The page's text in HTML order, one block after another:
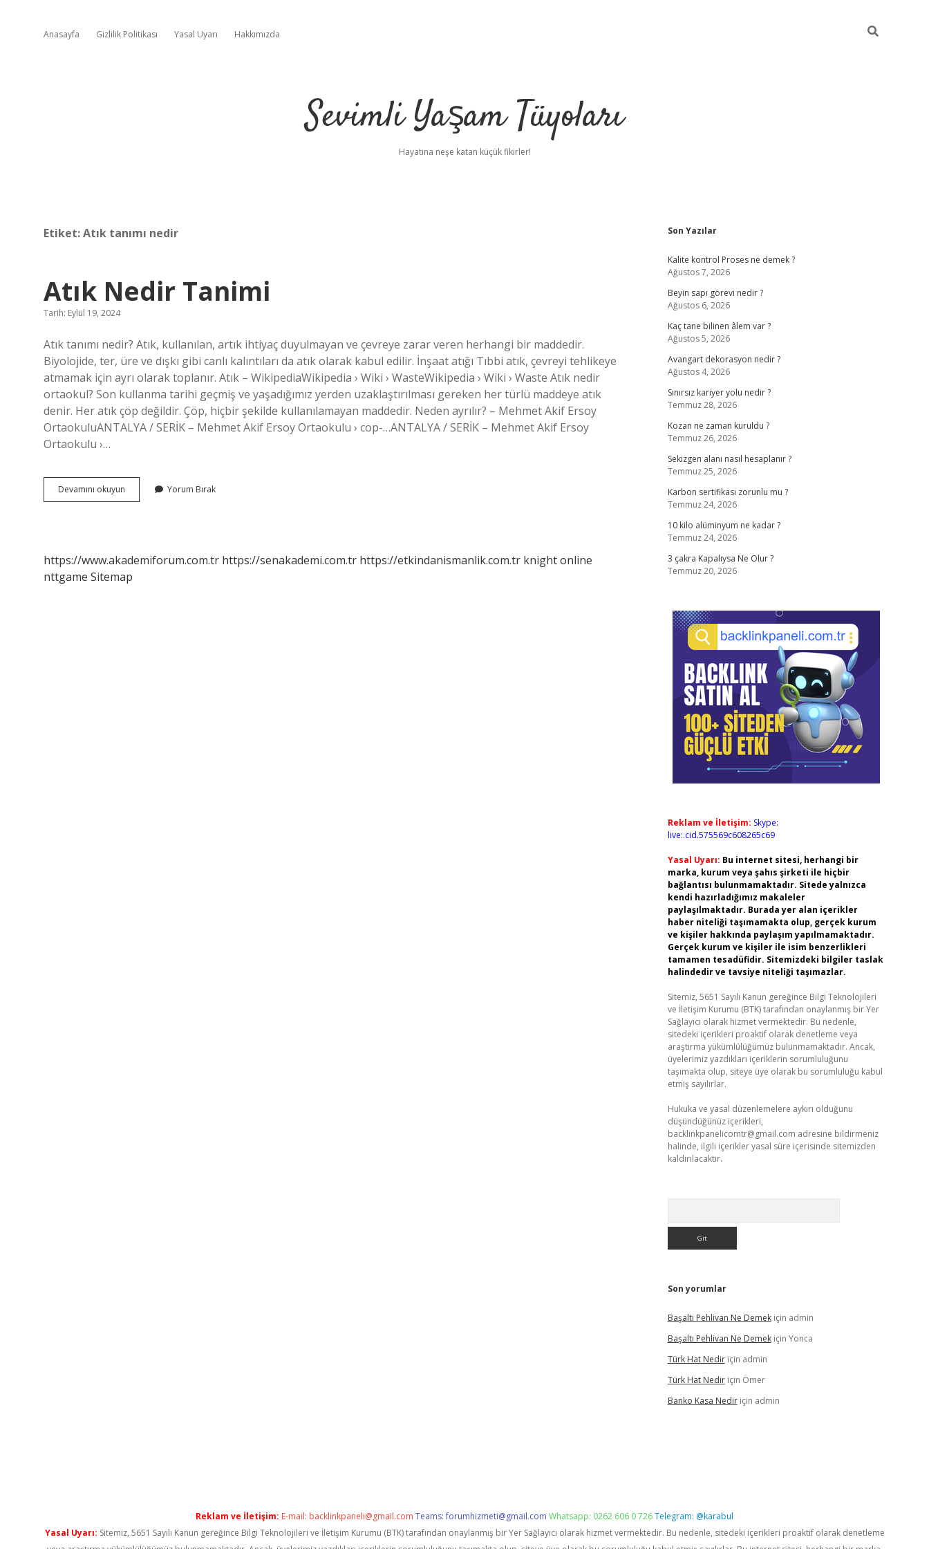
Anasayfa Gizlilik Politikası Yasal Uyarı Hakkımızda
Sevimli Yaşam Tüyoları
Hayatına neşe katan küçük fikirler!
Etiket:Atık tanımı nedir
Atık Nedir Tanimi
Tarih: Eylül 19, 2024
Atık tanımı nedir? Atık, kullanılan, artık ihtiyaç duyulmayan ve çevreye zarar veren herhangi bir maddedir.
Biyolojide, ter, üre ve dışkı gibi canlı kalıntıları da atık olarak kabul edilir. İnşaat atığı Tıbbi atık, çevreyi tehlikeye
atmamak için ayrı olarak toplanır. Atık – WikipediaWikipedia › Wiki › WasteWikipedia › Wiki › Waste Atık nedir
ortaokul? Son kullanma tarihi geçmiş ve yaşadığımız yerden uzaklaştırılması gereken her türlü maddeye atık
denir. Her atık çöp değildir. Çöp, hiçbir şekilde kullanılamayan maddedir. Neden ayrılır? – Mehmet Akif Ersoy
OrtaokuluANTALYA / SERİK – Mehmet Akif Ersoy Ortaokulu › cop-…ANTALYA / SERİK – Mehmet Akif Ersoy
Ortaokulu ›…
Devamını okuyun
Nedir
Yorum Bırak
https://www.akademiforum.com.tr https://senakademi.com.tr https://etkindanismanlik.com.tr knight online
nttgame Sitemap
Sidebar
Son Yazılar
Kalite kontrol Proses ne demek ?
Ağustos 7, 2026
Beyin sapı görevi nedir ?
Ağustos 6, 2026
Kaç tane bilinen âlem var ?
Ağustos 5, 2026
Avangart dekorasyon nedir ?
Ağustos 4, 2026
Sınırsız kariyer yolu nedir ?
Temmuz 28, 2026
Kozan ne zaman kuruldu ?
Temmuz 26, 2026
Sekizgen alanı nasıl hesaplanır ?
Temmuz 25, 2026
Karbon sertifikası zorunlu mu ?
Temmuz 24, 2026
10 kilo alüminyum ne kadar ?
Temmuz 24, 2026
3 çakra Kapalıysa Ne Olur ?
Temmuz 20, 2026
Reklam ve İletişim: Skype:
live:.cid.575569c608265c69
Yasal Uyarı: Bu internet sitesi, herhangi bir
marka, kurum veya şahıs şirketi ile hiçbir
bağlantısı bulunmamaktadır. Sitede yalnızca
kendi hazırladığımız makaleler
paylaşılmaktadır. Burada yer alan içerikler
haber niteliği taşımamakta olup, gerçek kurum
ve kişiler hakkında paylaşım yapılmamaktadır.
Gerçek kurum ve kişiler ile isim benzerlikleri
tamamen tesadüfidir. Sitemizdeki bilgiler taslak
halindedir ve tavsiye niteliği taşımazlar.
Sitemiz, 5651 Sayılı Kanun gereğince Bilgi Teknolojileri
ve İletişim Kurumu (BTK) tarafından onaylanmış bir Yer
Sağlayıcı olarak hizmet vermektedir. Bu nedenle,
sitedeki içerikleri proaktif olarak denetleme veya
araştırma yükümlülüğümüz bulunmamaktadır. Ancak,
üyelerimiz yazdıkları içeriklerin sorumluluğunu
taşımakta olup, siteye üye olarak bu sorumluluğu kabul
etmiş sayılırlar.
Hukuka ve yasal düzenlemelere aykırı olduğunu
düşündüğünüz içerikleri,
backlinkpanelicomtr@gmail.com adresine bildirmeniz
halinde, ilgili içerikler yasal süre içerisinde sitemizden
kaldırılacaktır.
Son yorumlar
Başaltı Pehlivan Ne Demekiçin admin
Başaltı Pehlivan Ne Demekiçin Yonca
Türk Hat Nediriçin admin
Türk Hat Nediriçin Ömer
Banko Kasa Nediriçin admin
Reklam ve İletişim: E-mail: backlinkpaneli@gmail.com Teams:forumhizmeti@gmail.com Whatsapp: 0262 606 0 726Telegram: @karabul
Yasal Uyarı: Sitemiz, 5651 Sayılı Kanun gereğince Bilgi Teknolojileri ve İletişim Kurumu (BTK) tarafından onaylanmış bir Yer Sağlayıcı olarak hizmet vermektedir. Bu nedenle, sitedeki içerikleri proaktif olarak denetleme